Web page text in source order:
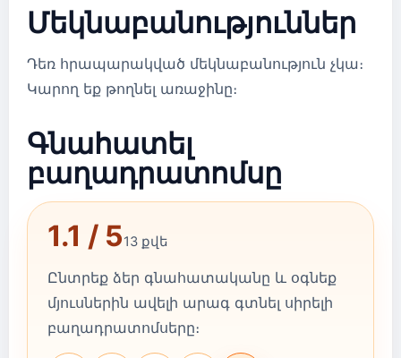
Մեկնաբանություններ
Դեռ հրապարակված մեկնաբանություն չկա։
Կարող եք թողնել առաջինը։
Գնահատել
բաղադրատոմսը
1.1 / 513 քվե
Ընտրեք ձեր գնահատականը և օգնեք
մյուսներին ավելի արագ գտնել սիրելի
բաղադրատոմսերը։